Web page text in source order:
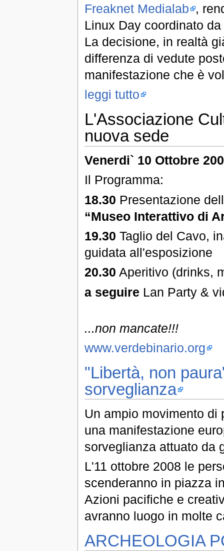
Freaknet Medialab ,
Linux Day coordinato
La decisione, in realtà
differenza di vedute
manifestazione che è
leggi tutto
L'Associazione
nuova sede
Venerdi` 10 Ottobre
Il Programma:
18.30 Presentazione
“Museo Interattivo di
19.30 Taglio del Cavo,
guidata all'esposizione
20.30 Aperitivo (drinks,
a seguire Lan Party &
...non mancate!!!
www.verdebinario.org
"Libertà, non
sorveglianza
Un ampio movimento di
una manifestazione
sorveglianza attuato da
L'11 ottobre 2008 le
scenderanno in piazza
Azioni pacifiche e
avranno luogo in molte
ARCHEOLOGIA